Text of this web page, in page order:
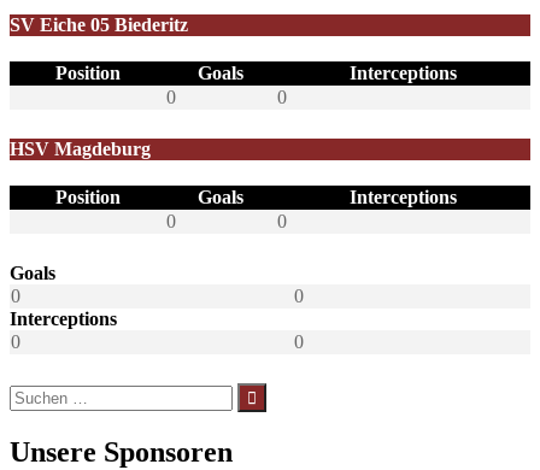
SV Eiche 05 Biederitz
Position Goals
Interceptions
0
0
HSV Magdeburg
Position Goals
Interceptions
0
0
Goals
0
0
Interceptions
0
0
Suchen
nach:
Unsere Sponsoren